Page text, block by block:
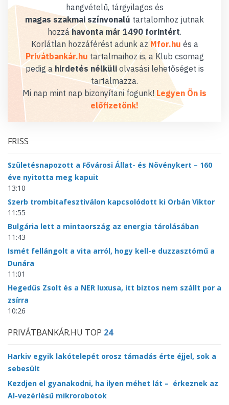
hangvételű, tárgyilagos és
magas szakmai színvonalú tartalomhoz jutnak
hozzáhavonta már 1490 forintért.
Korlátlan hozzáférést adunk az Mfor.hu és a
Privátbankár.hu tartalmaihoz is, a Klub csomag
pedig a hirdetés nélküliolvasási lehetőséget is
tartalmazza.
Mi nap mint nap bizonyítani fogunk! Legyen Ön is
előfizetőnk!
FRISS
Születésnapozott a Fővárosi Állat- és Növénykert – 160
éve nyitotta meg kapuit
13:10
Szerb trombitafesztiválon kapcsolódott ki Orbán Viktor
11:55
Bulgária lett a mintaország az energia tárolásában
11:43
Ismét fellángolt a vita arról, hogy kell-e duzzasztómű a
Dunára
11:01
Hegedűs Zsolt és a NER luxusa, itt biztos nem szállt por a
zsírra
10:26
PRIVÁTBANKÁR.HU TOP 24
Harkiv egyik lakótelepét orosz támadás érte éjjel, sok a
sebesült
Kezdjen el gyanakodni, ha ilyen méhet lát – érkeznek az
AI-vezérlésű mikrorobotok